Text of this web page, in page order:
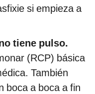
si empieza a
tiene pulso.
(RCP) básica
También
boca a boca a fin